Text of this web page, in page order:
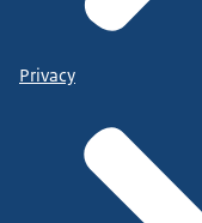
Privacy